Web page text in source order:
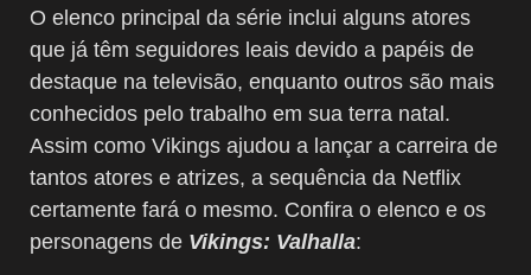
O elenco principal da série inclui alguns atores
que já têm seguidores leais devido a papéis de
destaque na televisão, enquanto outros são mais
conhecidos pelo trabalho em sua terra natal.
Assim como Vikings ajudou a lançar a carreira de
tantos atores e atrizes, a sequência da Netflix
certamente fará o mesmo. Confira o elenco e os
personagens de Vikings: Valhalla: